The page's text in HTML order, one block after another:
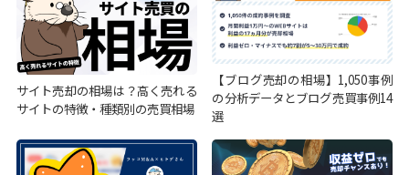
サイト売却の相場は？高く売れる
サイトの特徴・種類別の売買相場
【ブログ売却の相場】1,050事例
の分析データとブログ売買事例14
選